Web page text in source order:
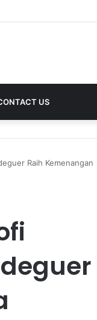
US
Raih Kemenangan